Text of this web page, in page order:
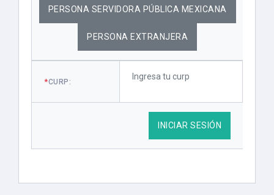
PERSONA SERVIDORA PÚBLICA MEXICANA
PERSONA EXTRANJERA
*CURP:
INICIAR SESIÓN